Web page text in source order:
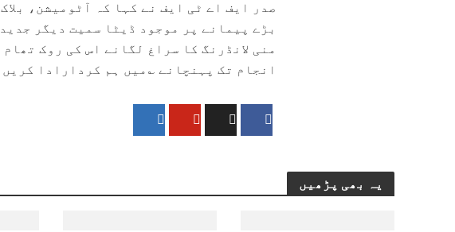
صدر ایف اے ٹی ایف نے کہا کہ آٹومیشن،
بڑے پیمانے پر موجود ڈیٹا سمیت دیگر
منی لانڈرنگ کا سراغ لگانے اس کی روک
انجام تک پہنچانے ؎میں ہم کردارادا کریں
یہ بھی پڑھیں